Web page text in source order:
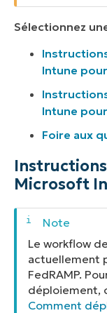
Sélectionnez
Intune
Intune
Foire aux
Microsoft
Le workflow
actuellement
FedRAMP.
déploiement,
Comment